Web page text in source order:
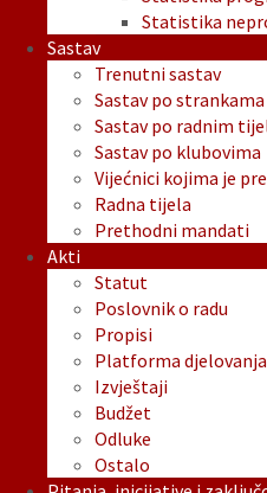
Statistika
Sastav
Trenutni sastav
Sastav po strankama
Sastav po radnim
Sastav po klubovima
Vijećnici kojima je
Radna tijela
Prethodni mandati
Akti
Statut
Poslovnik o radu
Propisi
Platforma
Izvještaji
Budžet
Odluke
Ostalo